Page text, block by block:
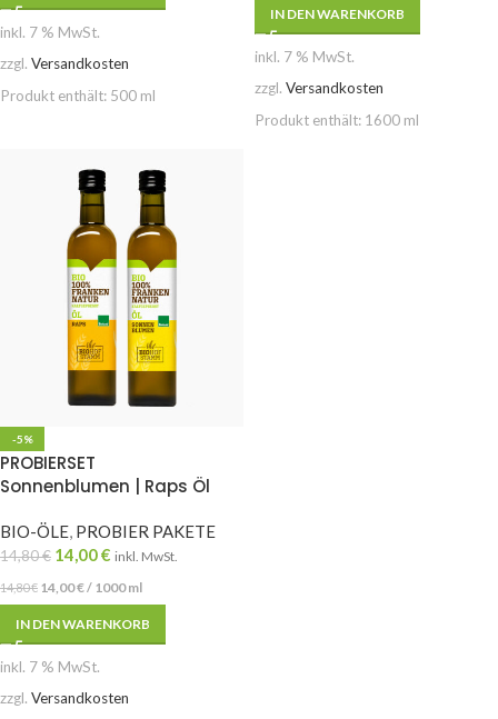
inkl. 7 % MwSt.
zzgl. Versandkosten
Produkt enthält: 500 ml
IN DEN WARENKORB
inkl. 7 % MwSt.
zzgl. Versandkosten
Produkt enthält: 1600 ml
-5%
PROBIERSET
Sonnenblumen | Raps Öl
BIO-ÖLE, PROBIER PAKETE
14,80€ 14,00€ inkl. MwSt.
14,80€ 14,00€/ 1000 ml
IN DEN WARENKORB
inkl. 7 % MwSt.
zzgl. Versandkosten